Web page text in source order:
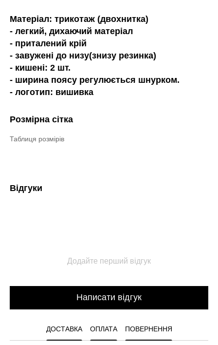
Матеріал: трикотаж (двохнитка)
- легкий, дихаючий матеріал
- приталений крій
- завужені до низу(знизу резинка)
- кишені: 2 шт.
- ширина поясу регулюється шнурком.
- логотип: вишивка
Розмірна сітка
Таблиця розмірів
Відгуки
Додайте перший відгук
Написати відгук
ДОСТАВКА ОПЛАТА ПОВЕРНЕННЯ